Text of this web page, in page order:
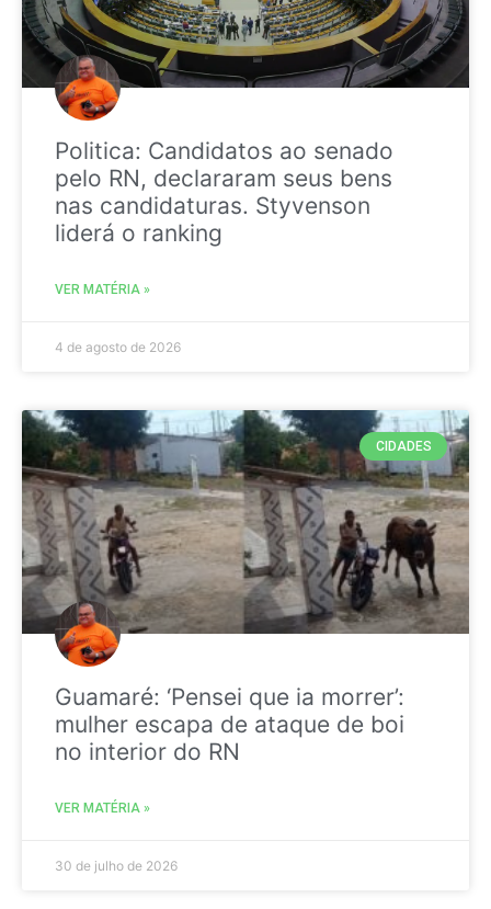
Politica: Candidatos ao senado
pelo RN, declararam seus bens
nas candidaturas. Styvenson
liderá o ranking
VER MATÉRIA »
4 de agosto de 2026
CIDADES
Guamaré: ‘Pensei que ia morrer’:
mulher escapa de ataque de boi
no interior do RN
VER MATÉRIA »
30 de julho de 2026